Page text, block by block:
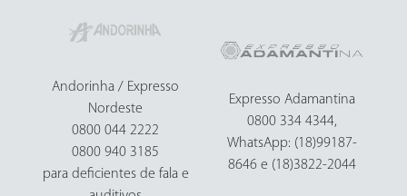
Andorinha / Expresso
Nordeste
0800 044 2222
0800 940 3185
para deficientes de fala e
Expresso Adamantina
0800 334 4344,
WhatsApp: (18)99187-
8646 e (18)3822-2044